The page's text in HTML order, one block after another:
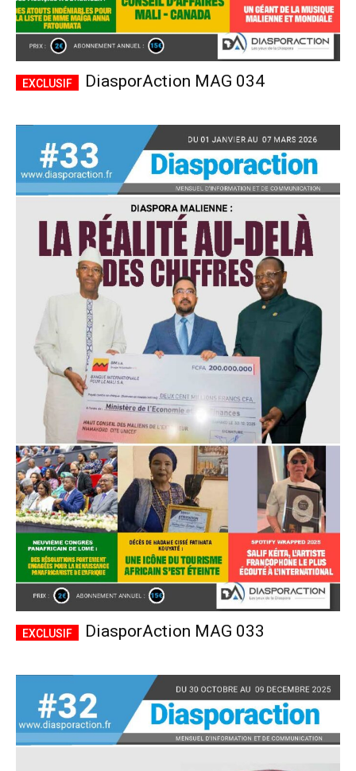
DiasporAction MAG 034
DiasporAction MAG 033